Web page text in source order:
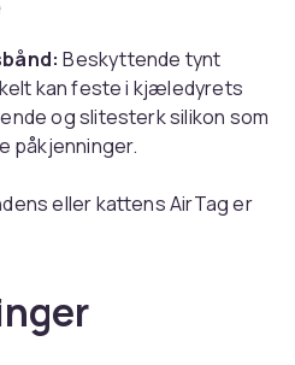
Beskyttende tynt
kan feste i kjæledyrets
og slitesterk silikon som
påkjenninger.
eller kattens AirTag er
Airtag-dekselet er laget av
og påvirker ikke signalet.